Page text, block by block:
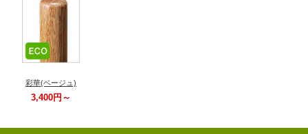
彩華(ベージュ)
3,400円～